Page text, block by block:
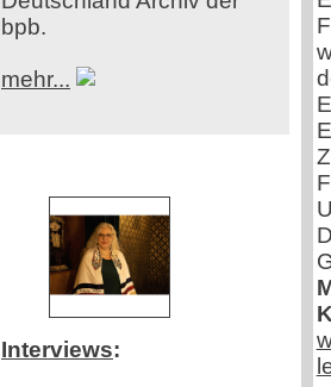
bpb.
mehr...
Interviews: